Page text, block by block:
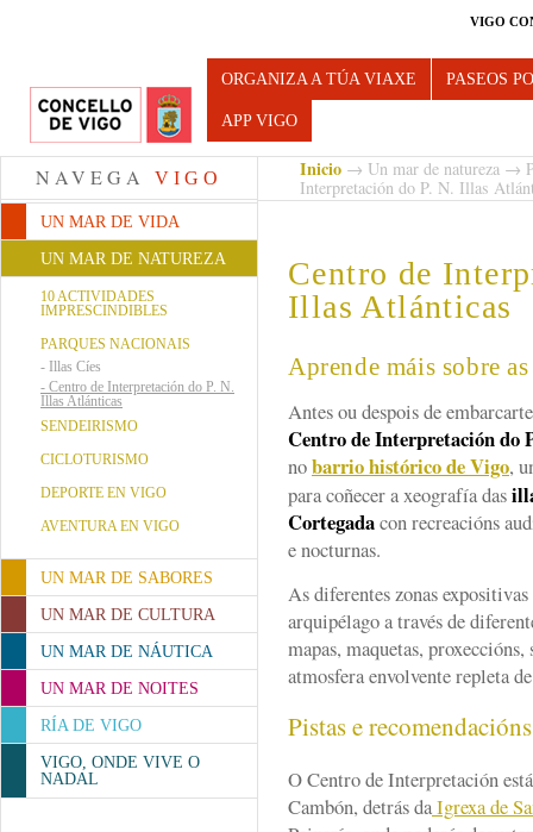
VIGO
Turismo de Vigo
ORGANIZA A TÚA VIAXE PASEOS
APP VIGO
NAVEGA VIGO
UN MAR DE VIDA
UN MAR DE NATUREZA
10 ACTIVIDADES
IMPRESCINDIBLES
PARQUES NACIONAIS
- Illas Cíes
- Centro de Interpretación do P. N.
Illas Atlánticas
SENDEIRISMO
CICLOTURISMO
DEPORTE EN VIGO
AVENTURA EN VIGO
UN MAR DE SABORES
UN MAR DE CULTURA
UN MAR DE NÁUTICA
UN MAR DE NOITES
RÍA DE VIGO
VIGO, ONDE VIVE O
NADAL
Inicio → Un mar de natureza →
Interpretación do P. N. Illas
Centro de
Illas Atlánticas
Aprende máis sobre
Antes ou despois de
Centro de Interpretación do
nobarrio histórico de Vigo,
para coñecer a xeografía das
Cortegadacon recreacións
e nocturnas.
As diferentes zonas
arquipélago a través de
mapas, maquetas,
atmosfera envolvente repleta
Pistas e
O Centro de Interpretación
Cambón, detrás daIgrexa de